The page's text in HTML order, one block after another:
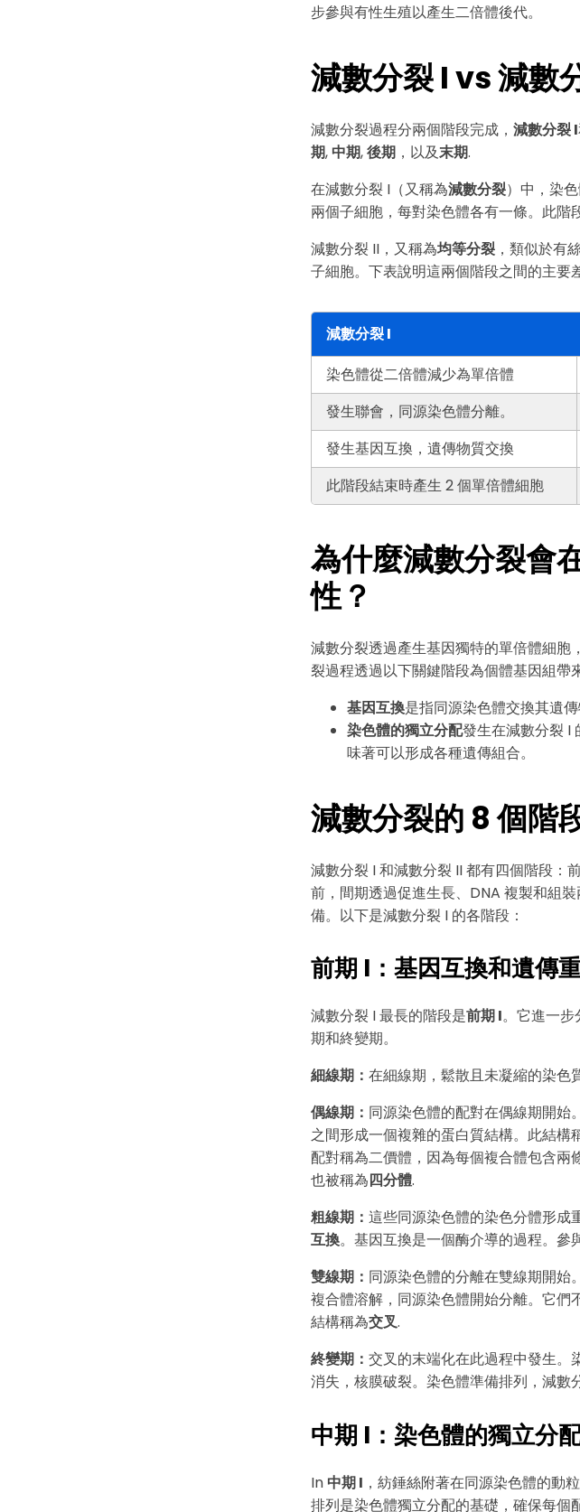
步參與有性生殖以產生二倍體後代。
減數分裂 I vs 減數
減數分裂過程分兩個階段完成， 減數分裂 I
期, 中期,後期，以及末期.
在減數分裂 I（又稱為減數分裂）中，染
兩個子細胞，每對染色體各有一條。此階
減數分裂 II，又稱為均等分裂，類似於有
子細胞。下表說明這兩個階段之間的主要
減數分裂 I
染色體從二倍體減少為單倍體
發生聯會，同源染色體分離。
發生基因互換，遺傳物質交換
此階段結束時產生 2 個單倍體細胞
為什麼減數分裂會
性？
減數分裂透過產生基因獨特的單倍體細
裂過程透過以下關鍵階段為個體基因組帶
基因互換是指同源染色體交換其遺
染色體的獨立分配發生在減數分裂 I
味著可以形成各種遺傳組合。
減數分裂的 8 個階
減數分裂 I 和減數分裂 II 都有四個階段：
前，間期透過促進生長、DNA 複製和組
備。以下是減數分裂 I 的各階段：
前期 I：基因互換和遺傳
減數分裂 I 最長的階段是前期 I。它進一
期和終變期。
細線期： 在細線期，鬆散且未凝縮的染色
偶線期： 同源染色體的配對在偶線期開始
之間形成一個複雜的蛋白質結構。此結構
配對稱為二價體，因為每個複合體包含兩
也被稱為四分體.
粗線期： 這些同源染色體的染色分體形成
互換。基因互換是一個酶介導的過程。參
雙線期： 同源染色體的分離在雙線期開始
複合體溶解，同源染色體開始分離。它們
結構稱為交叉.
終變期： 交叉的末端化在此過程中發生。
消失，核膜破裂。染色體準備排列，減數
中期 I：染色體的獨立分
In 中期 I ，紡錘絲附著在同源染色體的動
排列是染色體獨立分配的基礎，確保每個